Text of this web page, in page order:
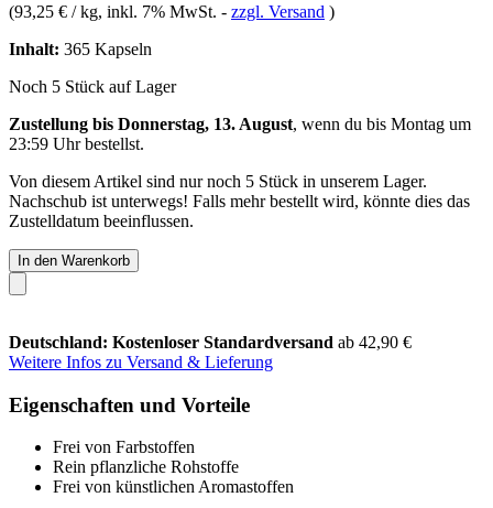
(93,25 € / kg, inkl. 7% MwSt. - zzgl. Versand )
Inhalt: 365 Kapseln
Noch 5 Stück auf Lager
Zustellung bis Donnerstag, 13. August, wenn du bis Montag um
23:59 Uhrbestellst.
Von diesem Artikel sind nur noch 5 Stück in unserem Lager.
Nachschub ist unterwegs! Falls mehr bestellt wird, könnte dies das
Zustelldatum beeinflussen.
In den Warenkorb
Deutschland: Kostenloser Standardversand ab 42,90 €
Weitere Infos zu Versand & Lieferung
Eigenschaften und Vorteile
Frei von Farbstoffen
Rein pflanzliche Rohstoffe
Frei von künstlichen Aromastoffen